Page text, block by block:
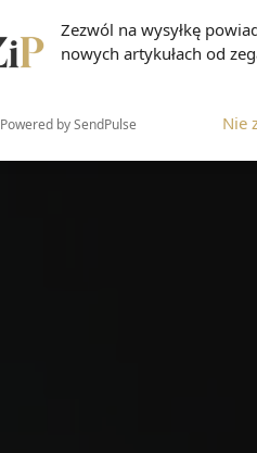
Zezwól na wysyłkę
nowych artykułach od
Powered by SendPulse Nie